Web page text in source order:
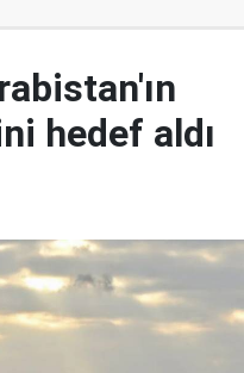
hedef aldı